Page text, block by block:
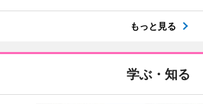
もっと見る
学ぶ・知る